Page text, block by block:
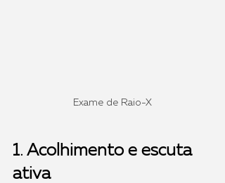
Exame de Raio-X
1. Acolhimento e escuta
ativa